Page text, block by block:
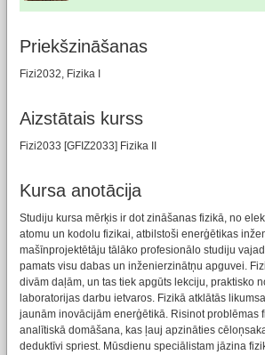
Priekšzināšanas
Fizi2032, Fizika I
Aizstātais kurss
Fizi2033 [GFIZ2033] Fizika II
Kursa anotācija
Studiju kursa mērķis ir dot zināšanas fizikā, no
atomu un kodolu fizikai, atbilstoši enerģētikas
mašīnprojektētāju tālāko profesionālo studiju
pamats visu dabas un inženierzinātņu apguvei.
divām daļām, un tas tiek apgūts lekciju, praktisko
laboratorijas darbu ietvaros. Fizikā atklātās
jaunām inovācijām enerģētikā. Risinot problēmas
analītiskā domāšana, kas ļauj apzināties
deduktīvi spriest. Mūsdienu speciālistam jāzina